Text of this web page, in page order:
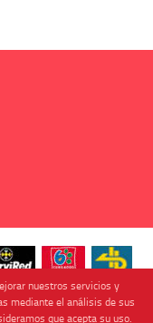
nuestros servicios y
mediante el análisis de sus
que acepta su uso.